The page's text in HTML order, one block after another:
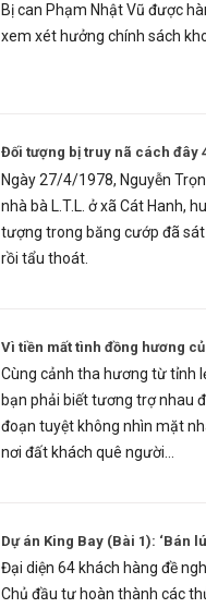
Bị can Phạm Nhật Vũ được
xem xét hưởng chính sách
Đối tượng bị truy nã cách đây
Ngày 27/4/1978, Nguyễn
nhà bà L.T.L. ở xã Cát Hanh,
tượng trong băng cướp đã
rồi tẩu thoát.
Vì tiền mất tình đồng hương
Cùng cảnh tha hương từ tỉnh
bạn phải biết tương trợ nhau
đoạn tuyệt không nhìn mặt
nơi đất khách quê người…
Dự án King Bay (Bài 1): ‘Bán
Đại diện 64 khách hàng đề
Chủ đầu tư hoàn thành các